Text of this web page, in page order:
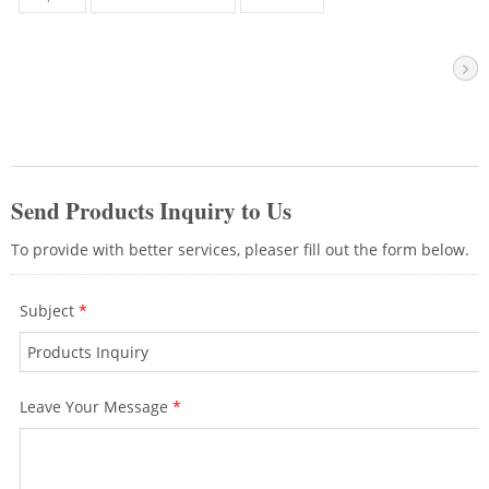
de parche Cat.8 y el cable Cat.8. Puede
productos de enlace Cat.8 completos
con certificación GMMT, que pueden
establecer una experiencia de red más
rápida y mejor, y todas las series de